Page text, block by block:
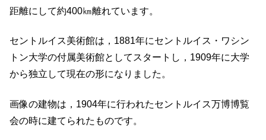
距離にして約400㎞離れています。
セントルイス美術館は，1881年にセントルイス・ワシン
トン大学の付属美術館としてスタートし，1909年に大学
から独立して現在の形になりました。
画像の建物は，1904年に行われたセントルイス万博博覧
会の時に建てられたものです。